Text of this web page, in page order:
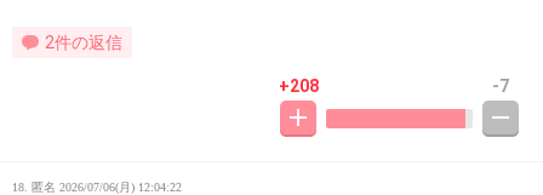
2件の返信
+208 -7
18. 匿名 2026/07/06(月) 12:04:22